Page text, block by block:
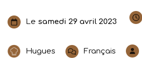
Le samedi 29 avril 2023
Hugues Français